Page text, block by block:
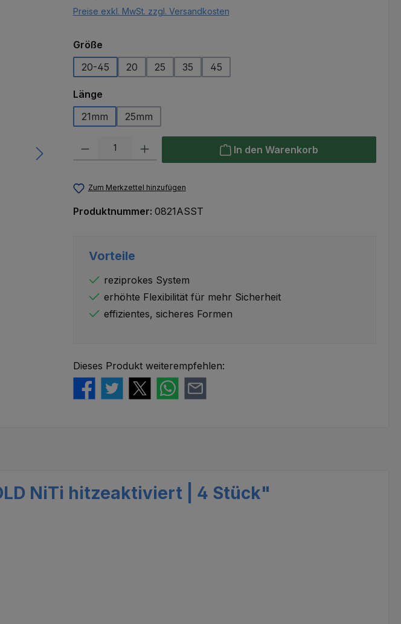
Preise exkl. MwSt. zzgl. Versandkosten
Größeauswählen
20-45
20 25 35 45
Längeauswählen
21mm
25mm
Produkt Anzahl: Gib den gewünschten Wert ein oder benutze die Schaltflächen
In den Warenkorb
Zum Merkzettel hinzufügen
Produktnummer: 0821ASST
Vorteile
reziprokes System
erhöhte Flexibilität für mehr Sicherheit
effizientes, sicheres Formen
Dieses Produkt weiterempfehlen:
NiTi hitzeaktiviert | 4 Stück"